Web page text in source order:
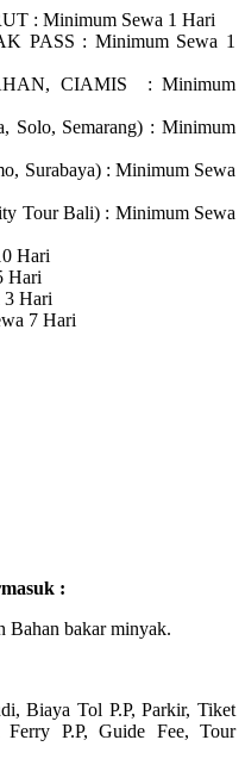
: Minimum Sewa 1 Hari
PASS : Minimum Sewa 1
CIAMIS
: Minimum
Solo, Semarang) : Minimum
Surabaya) : Minimum Sewa
Tour Bali) : Minimum Sewa
Hari
Hari
3 Hari
7 Hari
:
Bahan bakar minyak.
Biaya Tol P.P, Parkir, Tiket
Ferry P.P, Guide Fee, Tour